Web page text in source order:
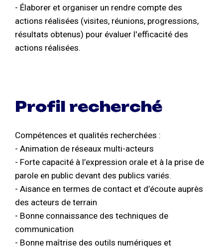
- Élaborer et organiser un rendre compte des
actions réalisées (visites, réunions, progressions,
résultats obtenus) pour évaluer l'efficacité des
actions réalisées.
Profil recherché
Compétences et qualités recherchées :
- Animation de réseaux multi-acteurs
- Forte capacité à l’expression orale et à la prise de
parole en public devant des publics variés.
- Aisance en termes de contact et d’écoute auprès
des acteurs de terrain
- Bonne connaissance des techniques de
communication
- Bonne maîtrise des outils numériques et